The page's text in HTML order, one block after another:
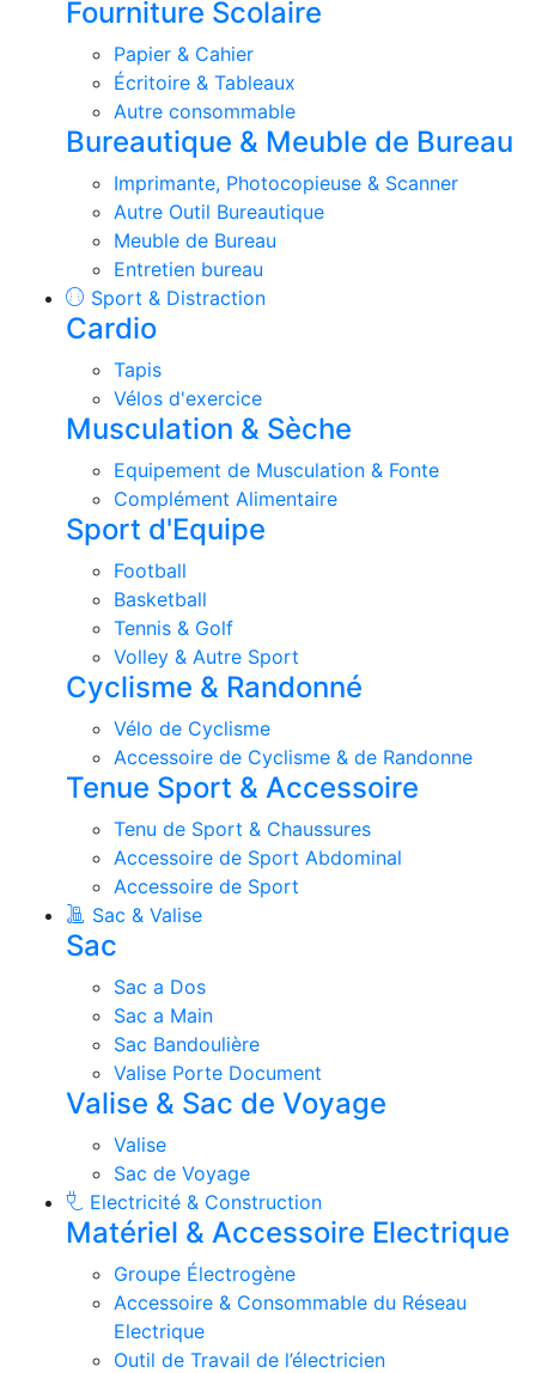
Fourniture Scolaire
Papier & Cahier
Écritoire & Tableaux
Autre consommable
Bureautique & Meuble de Bureau
Imprimante, Photocopieuse & Scanner
Autre Outil Bureautique
Meuble de Bureau
Entretien bureau
Sport & Distraction
Cardio
Tapis
Vélos d'exercice
Musculation & Sèche
Equipement de Musculation & Fonte
Complément Alimentaire
Sport d'Equipe
Football
Basketball
Tennis & Golf
Volley & Autre Sport
Cyclisme & Randonné
Vélo de Cyclisme
Accessoire de Cyclisme & de Randonne
Tenue Sport & Accessoire
Tenu de Sport & Chaussures
Accessoire de Sport Abdominal
Accessoire de Sport
Sac & Valise
Sac
Sac a Dos
Sac a Main
Sac Bandoulière
Valise Porte Document
Valise & Sac de Voyage
Valise
Sac de Voyage
Electricité & Construction
Matériel & Accessoire Electrique
Groupe Électrogène
Accessoire & Consommable du Réseau
Electrique
Outil de Travail de l’électricien